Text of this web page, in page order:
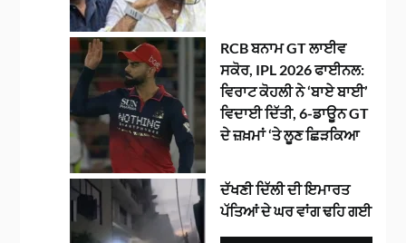
RCB ਬਨਾਮ GT ਲਾਈਵ
ਸਕੋਰ, IPL 2026 ਫਾਈਨਲ:
ਵਿਰਾਟ ਕੋਹਲੀ ਨੇ ‘ਬਾਏ ਬਾਈ’
ਵਿਦਾਈ ਦਿੱਤੀ, 6-ਡਾਊਨ GT
ਦੇ ਜ਼ਖ਼ਮਾਂ ‘ਤੇ ਲੂਣ ਛਿੜਕਿਆ
ਦੱਖਣੀ ਦਿੱਲੀ ਦੀ ਇਮਾਰਤ
ਪੱਤਿਆਂ ਦੇ ਘਰ ਵਾਂਗ ਢਹਿ ਗਈ